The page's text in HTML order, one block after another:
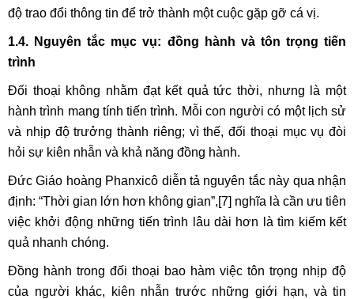
độ trao đổi thông tin để trở thành một cuộc gặp gỡ cá vị.
1.4. Nguyên tắc mục vụ: đồng hành và tôn trọng tiến
trình
Đối thoại không nhằm đạt kết quả tức thời, nhưng là một
hành trình mang tính tiến trình. Mỗi con người có một lịch sử
và nhịp độ trưởng thành riêng; vì thế, đối thoại mục vụ đòi
hỏi sự kiên nhẫn và khả năng đồng hành.
Đức Giáo hoàng Phanxicô diễn tả nguyên tắc này qua nhận
định: “Thời gian lớn hơn không gian”,[7] nghĩa là cần ưu tiên
việc khởi động những tiến trình lâu dài hơn là tìm kiếm kết
quả nhanh chóng.
Đồng hành trong đối thoại bao hàm việc tôn trọng nhịp độ
của người khác, kiên nhẫn trước những giới hạn, và tin